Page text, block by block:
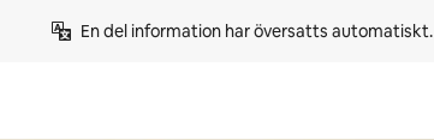
En del information har översatts automatiskt.